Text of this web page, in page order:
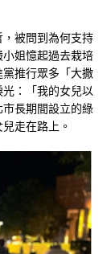
被問到為何支持
姐憶起過去栽培
推行眾多「大撒
：「我的女兒以
長期間設立的綠
走在路上。